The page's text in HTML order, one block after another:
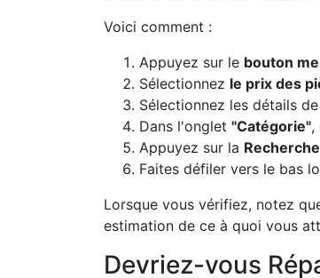
Voici comment :
Appuyez sur le bouton
Sélectionnez le prix des
Sélectionnez les détails
Dans l'onglet "Catégorie",
Appuyez sur la Recherche
Faites défiler vers le bas
Lorsque vous vérifiez, notez
estimation de ce à quoi vous
Devriez-vous